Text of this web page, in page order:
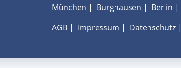
München | Burghausen | Berlin |
AGB| Impressum | Datenschutz|